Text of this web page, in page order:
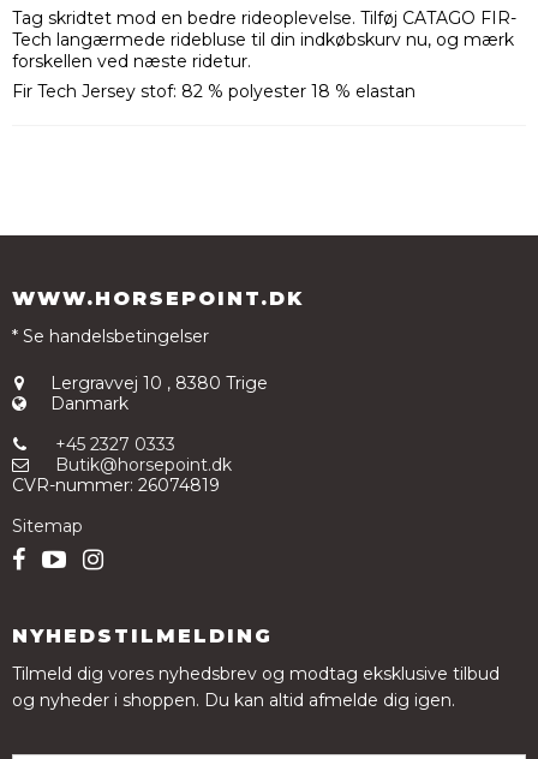
Tag skridtet mod en bedre rideoplevelse. Tilføj CATAGO FIR-
Tech langærmede ridebluse til din indkøbskurv nu, og mærk
forskellen ved næste ridetur.
Fir Tech Jersey stof: 82 % polyester 18 % elastan
WWW.HORSEPOINT.DK
* Se handelsbetingelser
Lergravvej 10 , 8380 Trige
Danmark
+45 2327 0333
Butik@horsepoint.dk
CVR-nummer: 26074819
Sitemap
NYHEDSTILMELDING
Tilmeld dig vores nyhedsbrev og modtag eksklusive tilbud
og nyheder i shoppen. Du kan altid afmelde dig igen.